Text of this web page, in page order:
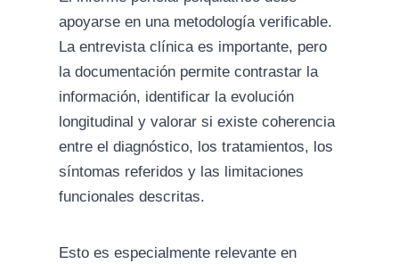
apoyarse en una metodología verificable.
La entrevista clínica es importante, pero
la documentación permite contrastar la
información, identificar la evolución
longitudinal y valorar si existe coherencia
entre el diagnóstico, los tratamientos, los
síntomas referidos y las limitaciones
funcionales descritas.
Esto es especialmente relevante en